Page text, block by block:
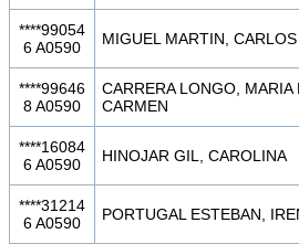
****99054
6 A0590
MIGUEL MARTIN,
****99646
8 A0590
CARRERA LONGO, MARIA
CARMEN
****16084
6 A0590
HINOJAR GIL, CAROLINA
****31214
6 A0590
PORTUGAL ESTEBAN,